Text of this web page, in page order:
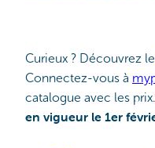
Curieux ? Découvrez le
Connectez-vous à
catalogue avec les prix.
en vigueur le 1er